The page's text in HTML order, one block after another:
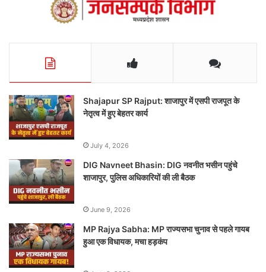
Shajapur SP Rajput: शाजापुर में एसपी राजपूत के
नेतृत्व में हुए बेहतर कार्य
July 4, 2026
DIG Navneet Bhasin: DIG नवनीत भसीन पहुंचे
शाजापुर, पुलिस अधिकारियों की ली बैठक
June 9, 2026
MP Rajya Sabha: MP राज्यसभा चुनाव से पहले गायब
हुआ एक विधायक, मचा हड़कंप